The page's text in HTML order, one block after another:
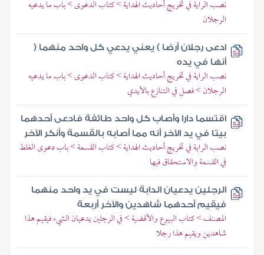
نصب الراية في تخريج أحاديث الهداية > كتاب الدعوى > باب ما يدعيه
الرجلان
ادعى رجلان أرضا ) يعني يدعي كل واحد منهما (
أنها في يده
نصب الراية في تخريج أحاديث الهداية > كتاب الدعوى > باب ما يدعيه
الرجلان > فصل في التنازع بالأيدي
اقتسما دارا وأصاب كل واحد طائفة فادعى أحدهما
بيتا في يد الآخر أنه مما أصابه بالقسمة وأنكر الآخر
نصب الراية في تخريج أحاديث الهداية > كتاب القسمة > باب دعوى الغلط
في القسمة والاستحقاق فيها
الرجلين يدعيان الدابة ليست في يد واحد منهما
فيقيم أحدهما شاهدين والآخر أربعة
المصنف > كتاب البيوع والأقضية > في الرجلين يدعيان الشيء فيقيم هذا
شاهدين ويقيم هذا رجلا